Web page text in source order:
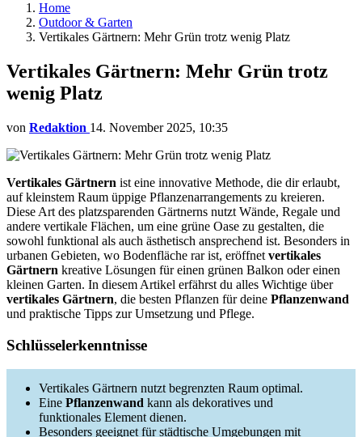
Home
Outdoor & Garten
Vertikales Gärtnern: Mehr Grün trotz wenig Platz
Vertikales Gärtnern: Mehr Grün trotz
wenig Platz
von Redaktion 14. November 2025, 10:35
Vertikales Gärtnern ist eine innovative Methode, die dir erlaubt,
auf kleinstem Raum üppige Pflanzenarrangements zu kreieren.
Diese Art des platzsparenden Gärtnerns nutzt Wände, Regale und
andere vertikale Flächen, um eine grüne Oase zu gestalten, die
sowohl funktional als auch ästhetisch ansprechend ist. Besonders in
urbanen Gebieten, wo Bodenfläche rar ist, eröffnet vertikales
Gärtnern kreative Lösungen für einen grünen Balkon oder einen
kleinen Garten. In diesem Artikel erfährst du alles Wichtige über
vertikales Gärtnern, die besten Pflanzen für deine Pflanzenwand
und praktische Tipps zur Umsetzung und Pflege.
Schlüsselerkenntnisse
Vertikales Gärtnern nutzt begrenzten Raum optimal.
Eine Pflanzenwand kann als dekoratives und
funktionales Element dienen.
Besonders geeignet für städtische Umgebungen mit